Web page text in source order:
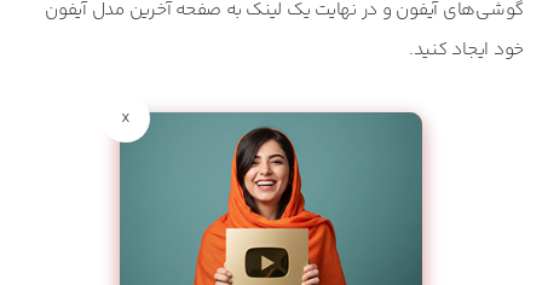
گوشی‌های آیفون و در نهایت یک لینک به صفحه آخرین مدل آیفون
خود ایجاد کنید.
x